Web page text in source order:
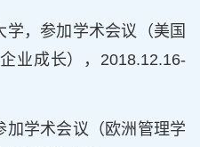
学，参加学术会议（美国
业成长），2018.12.16-
加学术会议（欧洲管理学